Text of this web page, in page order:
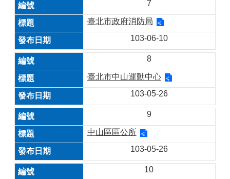
7
臺北市政府消防局
103-06-10
8
臺北市中山運動中心
103-05-26
9
中山區區公所
103-05-26
10